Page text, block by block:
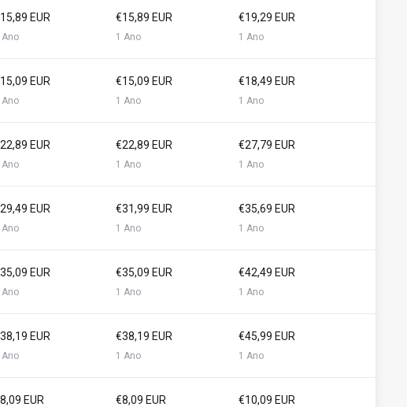
EUR
Ano
€15,89 EUR
1 Ano
€19,29 EUR
1 Ano
EUR
Ano
€15,09 EUR
1 Ano
€18,49 EUR
1 Ano
EUR
Ano
€22,89 EUR
1 Ano
€27,79 EUR
1 Ano
EUR
Ano
€31,99 EUR
1 Ano
€35,69 EUR
1 Ano
EUR
Ano
€35,09 EUR
1 Ano
€42,49 EUR
1 Ano
EUR
Ano
€38,19 EUR
1 Ano
€45,99 EUR
1 Ano
EUR €8,09 EUR €10,09 EUR